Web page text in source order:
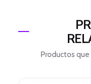
Productos